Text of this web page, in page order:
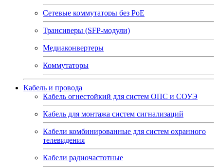
Сетевые коммутаторы без РоЕ
Трансиверы (SFP-модули)
Медиаконвертеры
Коммутаторы
Кабель и провода
Кабель огнестойкий для систем ОПС и СОУЭ
Кабель для монтажа систем сигнализаций
Кабели комбинированные для систем охранного
телевидения
Кабели радиочастотные